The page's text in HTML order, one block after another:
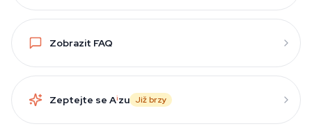
Zobrazit FAQ
Zeptejte se Aizu Již brzy